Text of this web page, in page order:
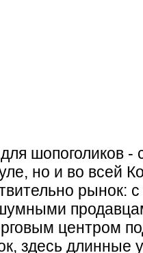
шопоголиков
но и во всей
рынок:
центром
здесь длинные